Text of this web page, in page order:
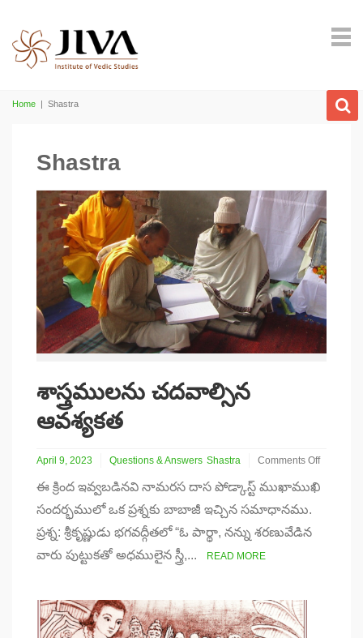
Home | Shastra
Shastra
శాస్త్రములను చదవాల్సిన
ఆవశ్యకత
April 9, 2023 Questions & Answers Shastra
Comments Off
శాస్త్రములను
చదవాల్సిన
ఆవశ్యకత
ఈ క్రింద ఇవ్వబడినవి నామరస దాస పోడ్కాస్ట్ ముఖాముఖి
సందర్భములో ఒక ప్రశ్నకు బాబాజీ ఇచ్చిన సమాధానము.
ప్రశ్న: శ్రీకృష్ణుడు భగవద్గీతలో “ఓ పార్థా, నన్ను శరణువేడిన
వారు పుట్టుకతో అధములైన స్త్రీ,...
READ MORE